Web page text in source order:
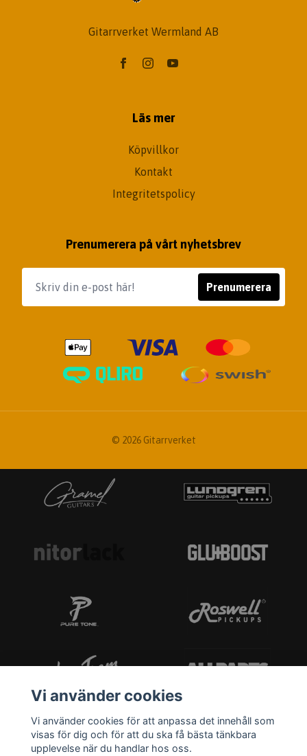
Gitarrverket Wermland AB
Läs mer
Köpvillkor
Kontakt
Integritetspolicy
Prenumerera på vårt nyhetsbrev
Prenumerera
© 2026 Gitarrverket
Vi använder cookies
Vi använder cookies för att anpassa det innehåll som
visas för dig och för att du ska få bästa tänkbara
upplevelse när du handlar hos oss.